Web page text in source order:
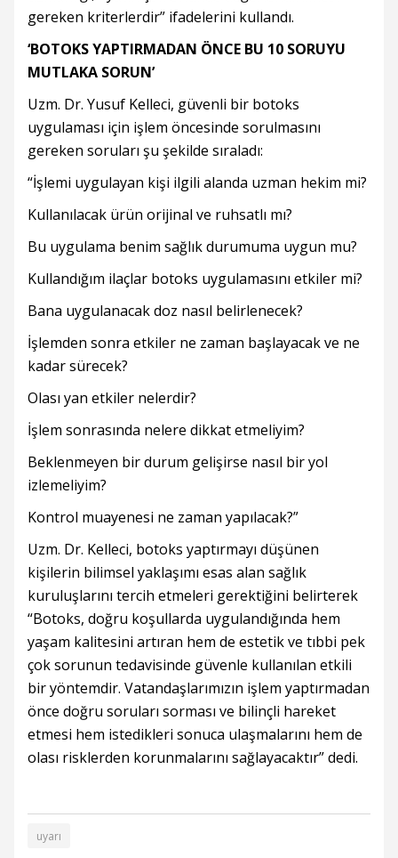
gereken kriterlerdir” ifadelerini kullandı.
‘BOTOKS YAPTIRMADAN ÖNCE BU 10 SORUYU
MUTLAKA SORUN’
Uzm. Dr. Yusuf Kelleci, güvenli bir botoks
uygulaması için işlem öncesinde sorulmasını
gereken soruları şu şekilde sıraladı:
“İşlemi uygulayan kişi ilgili alanda uzman hekim mi?
Kullanılacak ürün orijinal ve ruhsatlı mı?
Bu uygulama benim sağlık durumuma uygun mu?
Kullandığım ilaçlar botoks uygulamasını etkiler mi?
Bana uygulanacak doz nasıl belirlenecek?
İşlemden sonra etkiler ne zaman başlayacak ve ne
kadar sürecek?
Olası yan etkiler nelerdir?
İşlem sonrasında nelere dikkat etmeliyim?
Beklenmeyen bir durum gelişirse nasıl bir yol
izlemeliyim?
Kontrol muayenesi ne zaman yapılacak?”
Uzm. Dr. Kelleci, botoks yaptırmayı düşünen
kişilerin bilimsel yaklaşımı esas alan sağlık
kuruluşlarını tercih etmeleri gerektiğini belirterek
“Botoks, doğru koşullarda uygulandığında hem
yaşam kalitesini artıran hem de estetik ve tıbbi pek
çok sorunun tedavisinde güvenle kullanılan etkili
bir yöntemdir. Vatandaşlarımızın işlem yaptırmadan
önce doğru soruları sorması ve bilinçli hareket
etmesi hem istedikleri sonuca ulaşmalarını hem de
olası risklerden korunmalarını sağlayacaktır” dedi.
uyarı